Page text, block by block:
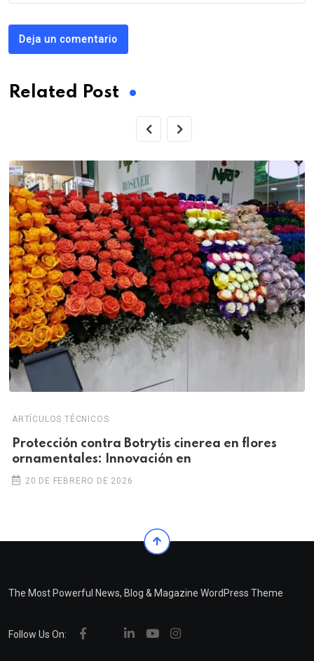
Deja un comentario
Related Post
ARTÍCULOS TÉCNICOS
Protección contra Botrytis cinerea en flores
ornamentales: Innovación en
20 DE FEBRERO DE 2026
The Most Powerful News, Blog & Magazine WordPress Theme
Follow Us On: